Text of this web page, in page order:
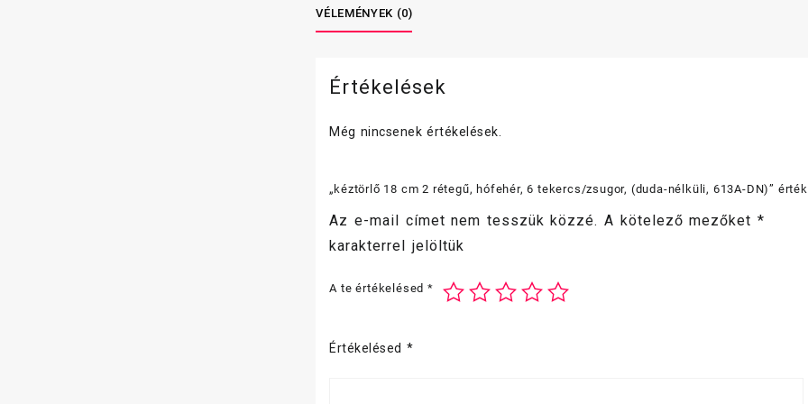
VÉLEMÉNYEK (0)
Értékelések
Még nincsenek értékelések.
„kéztörlő 18 cm 2 rétegű, hófehér, 6 tekercs/zsugor, (duda-nélküli, 613A-DN)”
Az e-mail címet nem tesszük közzé. A kötelező mezőket *
karakterrel jelöltük
A te értékelésed *
Értékelésed *